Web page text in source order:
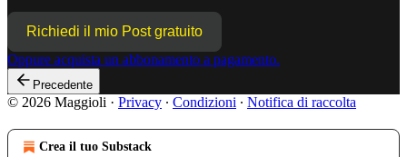
Richiedi il mio Post gratuito
Oppure acquista un abbonamento a pagamento.
Precedente
© 2026 Maggioli · Privacy ∙ Condizioni ∙ Notifica di raccolta
Crea il tuo Substack